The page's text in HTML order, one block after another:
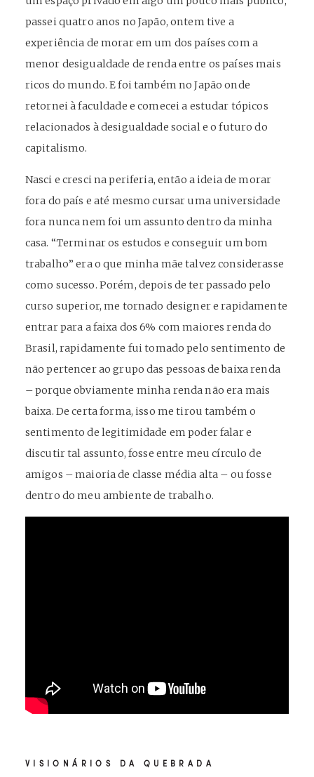
passei quatro anos no Japão, ontem tive a
experiência de morar em um dos países com a
menor desigualdade de renda entre os países mais
ricos do mundo. E foi também no Japão onde
retornei à faculdade e comecei a estudar tópicos
relacionados à desigualdade social e o futuro do
capitalismo.
Nasci e cresci na periferia, então a ideia de morar
fora do país e até mesmo cursar uma universidade
fora nunca nem foi um assunto dentro da minha
casa. “Terminar os estudos e conseguir um bom
trabalho” era o que minha mãe talvez considerasse
como sucesso. Porém, depois de ter passado pelo
curso superior, me tornado designer e rapidamente
entrar para a faixa dos 6% com maiores renda do
Brasil, rapidamente fui tomado pelo sentimento de
não pertencer ao grupo das pessoas de baixa renda
– porque obviamente minha renda não era mais
baixa. De certa forma, isso me tirou também o
sentimento de legitimidade em poder falar e
discutir tal assunto, fosse entre meu círculo de
amigos – maioria de classe média alta – ou fosse
dentro do meu ambiente de trabalho.
VISIONÁRIOS DA QUEBRADA